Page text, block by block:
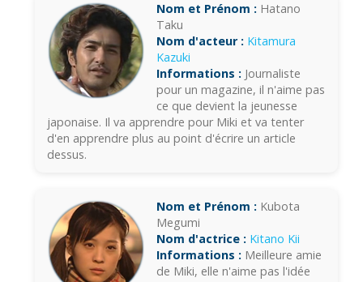
Nom et Prénom : Hatano
Taku
Nom d'acteur : Kitamura
Kazuki
Informations : Journaliste
pour un magazine, il n'aime pas
ce que devient la jeunesse
japonaise. Il va apprendre pour Miki et va tenter
d'en apprendre plus au point d'écrire un article
dessus.
Nom et Prénom : Kubota
Megumi
Nom d'actrice : Kitano Kii
Informations : Meilleure amie
de Miki, elle n'aime pas l'idée